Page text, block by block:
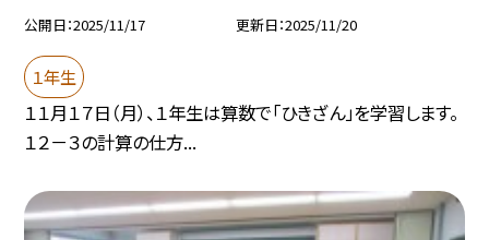
公開日 2025/11/17 更新日 2025/11/20
１年生
１１月１７日（月）、１年生は算数で「ひきざん」を学習します。
１２－３の計算の仕方...